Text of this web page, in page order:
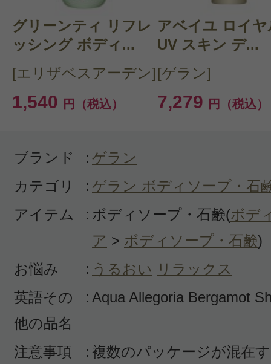
CT 会員様は、マイページの「購
らクチコミ投稿すると1 商品に
ントプレゼント！
グリーンティ リフレ
ッシング ボディ...
[エリザベスアーデン]
1,540 円（税込）
アベイユ ロイヤ
UV スキン デ...
[ゲラン]
7,279 円（税込）
ブランド : ゲラン
カテゴリ
: ゲラン ボディソープ・石
アイテム
: ボディソープ・石鹸(ボデ
ア > ボディソープ・石鹸)
お悩み
: うるおい リラックス
英語その
他の品名
: Aqua Allegoria Bergamot
注意事項 : 複数のパッケージが混在